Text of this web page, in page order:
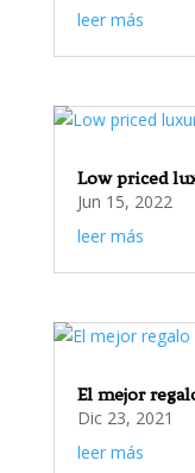
leer más
Low priced
Jun 15, 2022
leer más
El mejor
Dic 23, 2021
leer más